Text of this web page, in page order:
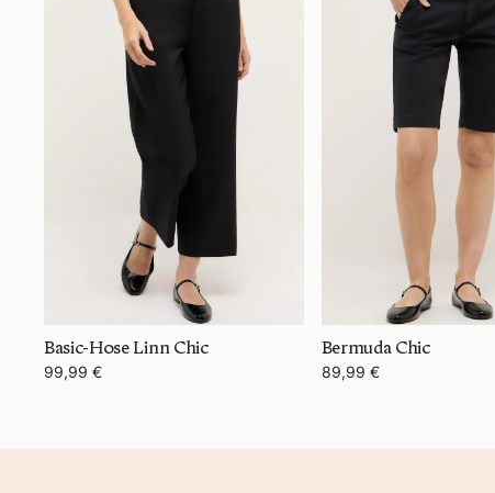
Basic-Hose Linn Chic
99,99 €
Bermuda Chic
89,99 €